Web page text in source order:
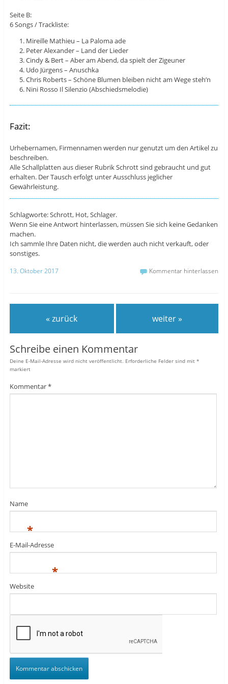
Seite B:
6 Songs / Trackliste:
Mireille Mathieu – La Paloma ade
Peter Alexander – Land der Lieder
Cindy & Bert – Aber am Abend, da spielt der Zigeuner
Udo Jürgens – Anuschka
Chris Roberts – Schöne Blumen bleiben nicht am Wege steh’n
Nini Rosso Il Silenzio (Abschiedsmelodie)
Fazit:
Urhebernamen, Firmennamen werden nur genutzt um den Artikel zu
beschreiben.
Alle Schallplatten aus dieser Rubrik Schrott sind gebraucht und gut
erhalten. Der Tausch erfolgt unter Ausschluss jeglicher
Gewährleistung.
Schlagworte: Schrott, Hot, Schlager.
Wenn Sie eine Antwort hinterlassen, müssen Sie sich keine Gedanken
machen.
Ich sammle Ihre Daten nicht, die werden auch nicht verkauft, oder
sonstiges.
13. Oktober 2017 Kommentar hinterlassen
« zurück weiter »
Schreibe einen Kommentar
Deine E-Mail-Adresse wird nicht veröffentlicht. Erforderliche Felder sind mit *
markiert
Kommentar*
Name
*
E-Mail-Adresse
*
Website